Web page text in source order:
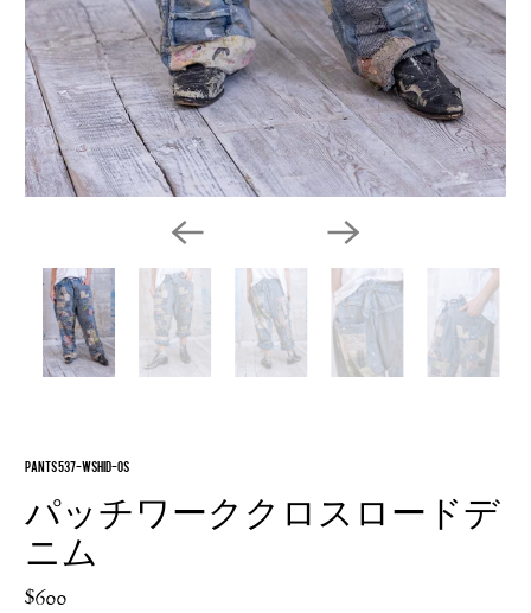
PANTS 537-WSHID-OS
パッチワーククロスロードデ
ニム
$600